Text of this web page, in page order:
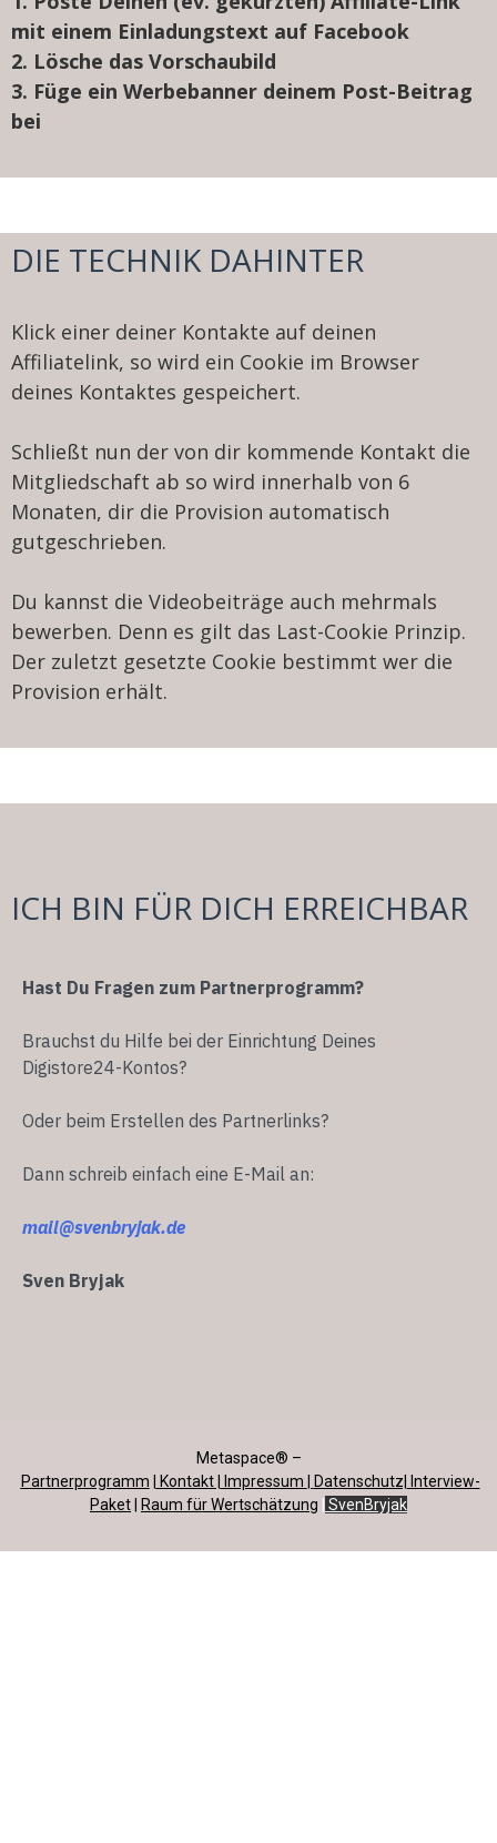
mit einem Einladungstext auf Facebook
2. Lösche das Vorschaubild
3. Füge ein Werbebanner deinem Post-Beitrag
bei
DIE TECHNIK DAHINTER
Klick einer deiner Kontakte auf deinen
Affiliatelink, so wird ein Cookie im Browser
deines Kontaktes gespeichert.
Schließt nun der von dir kommende Kontakt die
Mitgliedschaft ab so wird innerhalb von 6
Monaten, dir die Provision automatisch
gutgeschrieben.
Du kannst die Videobeiträge auch mehrmals
bewerben. Denn es gilt das Last-Cookie Prinzip.
Der zuletzt gesetzte Cookie bestimmt wer die
Provision erhält.
ICH BIN FÜR DICH ERREICHBAR
Hast Du Fragen zum Partnerprogramm?
Brauchst du Hilfe bei der Einrichtung Deines
Digistore24-Kontos?
Oder beim Erstellen des Partnerlinks?
Dann schreib einfach eine E-Mail an:
mail@svenbryjak.de
Sven Bryjak
Metaspace® –
Partnerprogramm
Kontakt| mpressum Datenschutz|
Interview-
Paket
Raum für Wertschätzung SvenBryjak